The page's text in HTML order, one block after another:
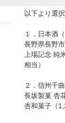
以下より選択
１．日本酒
長野県長野
上場記念 純
相当）
２．信州千
長坂製菓 杏
杏和菓子（